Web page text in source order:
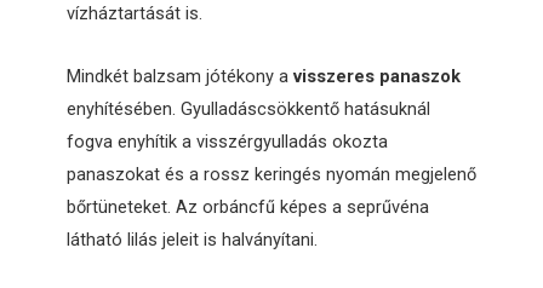
vízháztartását is.
Mindkét balzsam jótékony a visszeres panaszok
enyhítésében. Gyulladáscsökkentő hatásuknál
fogva enyhítik a visszérgyulladás okozta
panaszokat és a rossz keringés nyomán megjelenő
bőrtüneteket. Az orbáncfű képes a seprűvéna
látható lilás jeleit is halványítani.